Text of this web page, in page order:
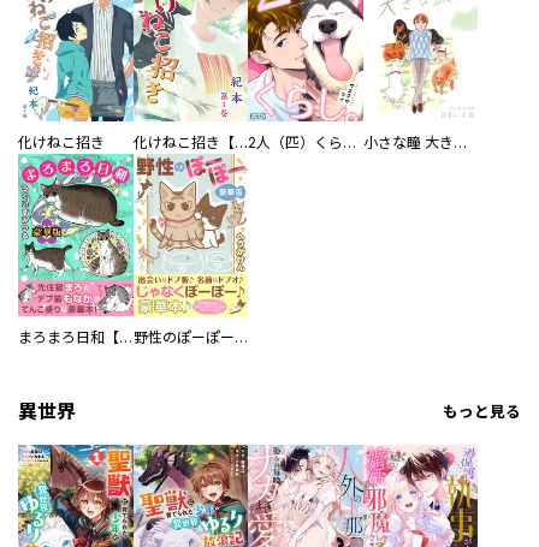
化けねこ招き 化けねこ招き【描きおろし付合冊版】 2人（匹）くらし。 小さな瞳 大きな鼓動
まろまろ日和【豪華版】 野性のぽーぽー【豪華版】
異世界 もっと見る